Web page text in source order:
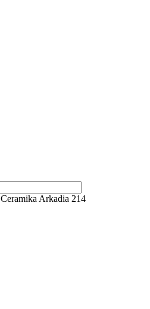
Ceramika Arkadia 214